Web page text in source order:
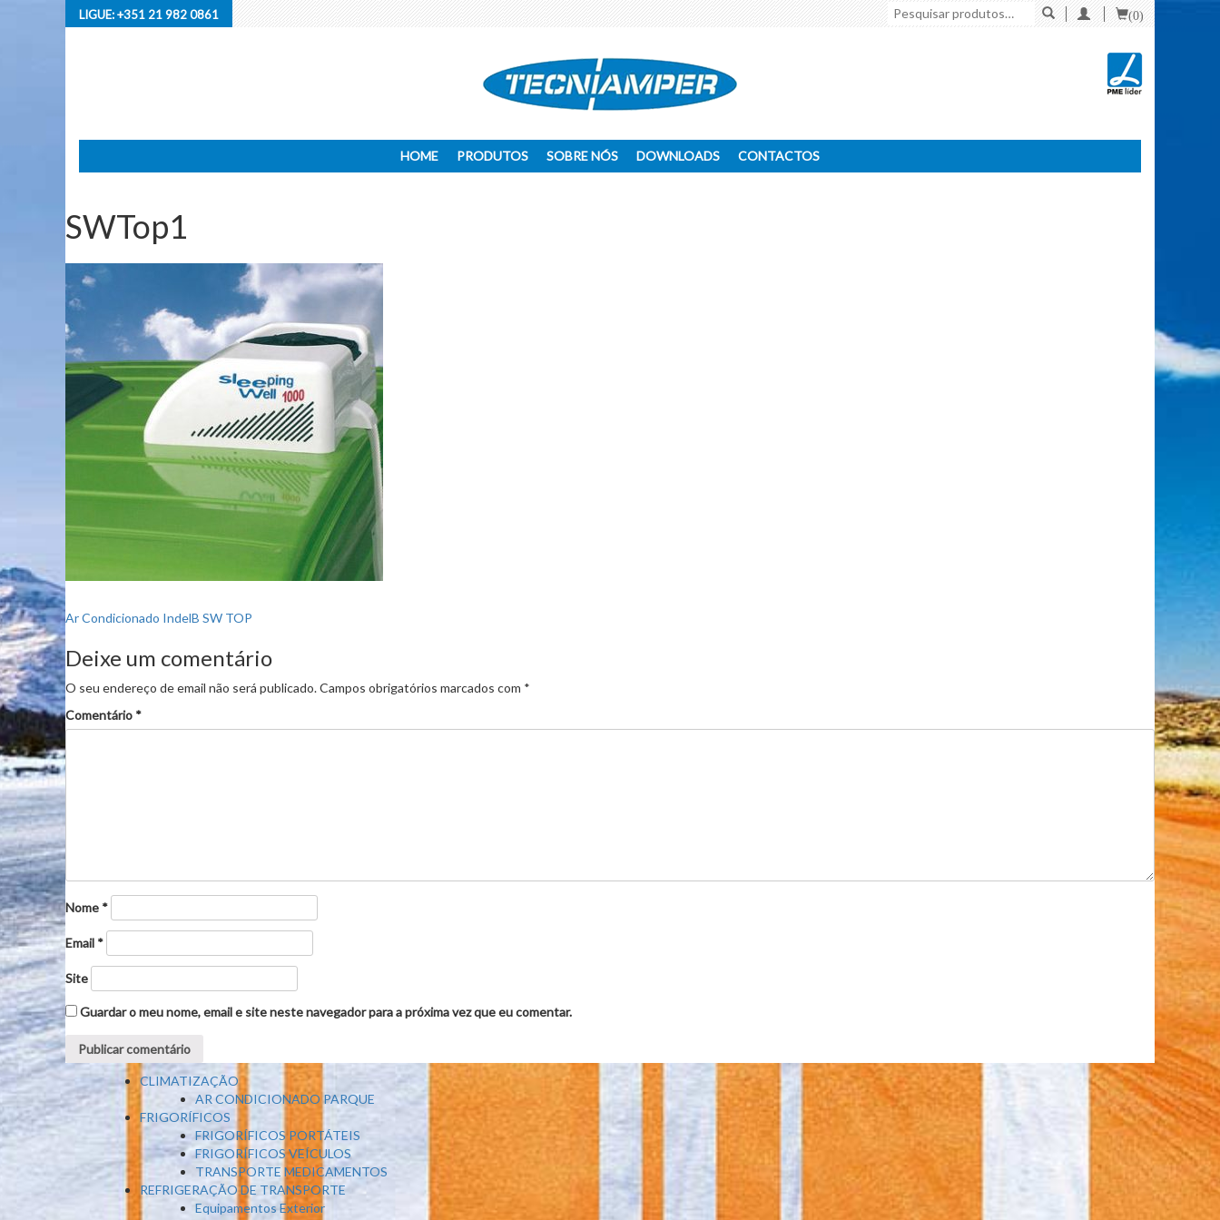
LIGUE:+351 21 982 0861
Pesquisar
por:
(0)
HOME PRODUTOS SOBRE NÓS DOWNLOADS CONTACTOS
SWTop1
Navegação
de
artigos
Ar Condicionado IndelB SW TOP
Deixe um comentário
O seu endereço de email não será publicado.Campos obrigatórios marcados com *
Comentário *
Nome *
Email *
Site
Guardar o meu nome, email e site neste navegador para a próxima vez que eu comentar.
CLIMATIZAÇÃO
AR CONDICIONADO PARQUE
FRIGORÍFICOS
FRIGORÍFICOS PORTÁTEIS
FRIGORÍFICOS VEÍCULOS
TRANSPORTE MEDICAMENTOS
REFRIGERAÇÃO DE TRANSPORTE
Equipamentos Exterior